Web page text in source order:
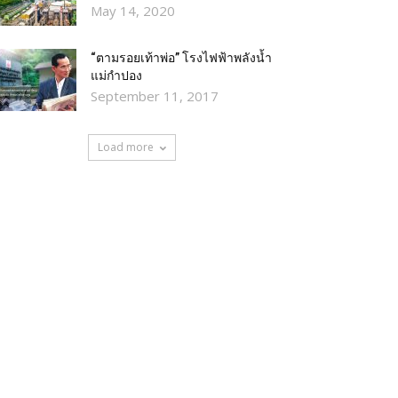
May 14, 2020
“ตามรอยเท้าพ่อ” โรงไฟฟ้าพลังน้ำ
แม่กำปอง
September 11, 2017
Load more